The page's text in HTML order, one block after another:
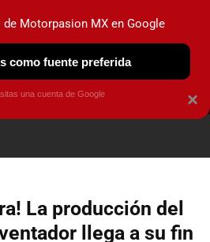
NUEVO
HOY NO CIRCULA
La producción del
llega a su fin
×
de Motorpasion MX en Google
como fuente preferida
una cuenta de Google